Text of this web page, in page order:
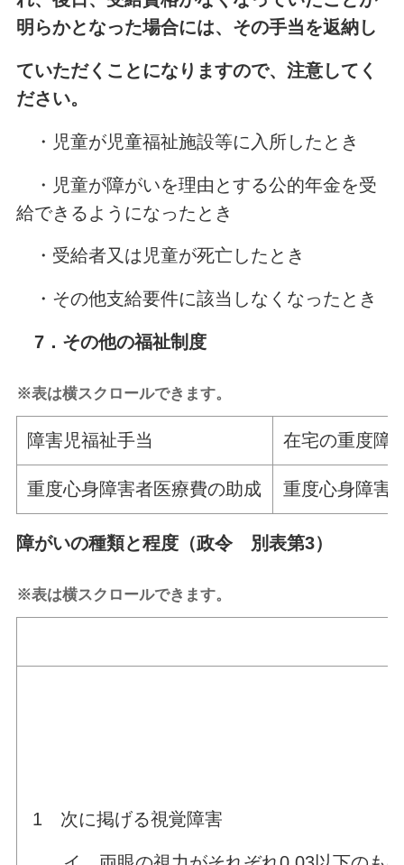
明らかとなった場合には、その手当を返納し
ていただくことになりますので、注意してく
ださい。
・児童が児童福祉施設等に入所したとき
・児童が障がいを理由とする公的年金を受
給できるようになったとき
・受給者又は児童が死亡したとき
・その他支給要件に該当しなくなったとき
7．その他の福祉制度
※表は横スクロールできます。
障害児福祉手当 在宅の重度障
重度心身障害者医療費の助成 重度心身障害
障がいの種類と程度（政令 別表第3）
※表は横スクロールできます。
1 次に掲げる視覚障害